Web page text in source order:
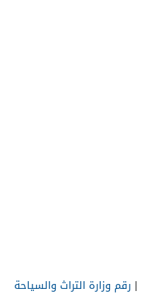
| رقم وزارة التراث والسياحة